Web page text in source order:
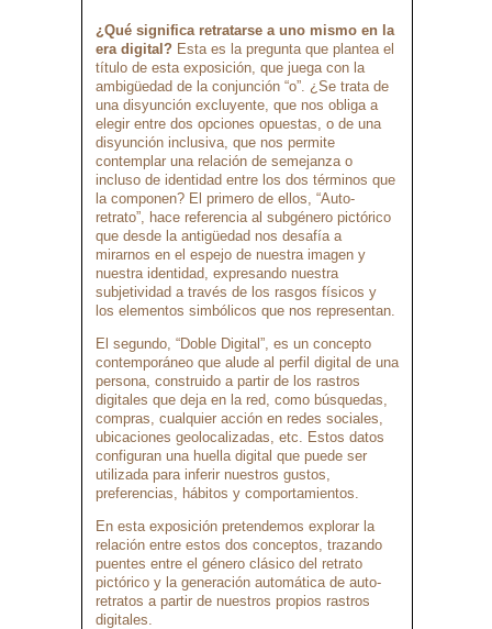
¿Qué significa retratarse a uno mismo en la
era digital? Esta es la pregunta que plantea el
título de esta exposición, que juega con la
ambigüedad de la conjunción “o”. ¿Se trata de
una disyunción excluyente, que nos obliga a
elegir entre dos opciones opuestas, o de una
disyunción inclusiva, que nos permite
contemplar una relación de semejanza o
incluso de identidad entre los dos términos que
la componen? El primero de ellos, “Auto-
retrato”, hace referencia al subgénero pictórico
que desde la antigüedad nos desafía a
mirarnos en el espejo de nuestra imagen y
nuestra identidad, expresando nuestra
subjetividad a través de los rasgos físicos y
los elementos simbólicos que nos representan.
El segundo, “Doble Digital”, es un concepto
contemporáneo que alude al perfil digital de una
persona, construido a partir de los rastros
digitales que deja en la red, como búsquedas,
compras, cualquier acción en redes sociales,
ubicaciones geolocalizadas, etc. Estos datos
configuran una huella digital que puede ser
utilizada para inferir nuestros gustos,
preferencias, hábitos y comportamientos.
En esta exposición pretendemos explorar la
relación entre estos dos conceptos, trazando
puentes entre el género clásico del retrato
pictórico y la generación automática de auto-
retratos a partir de nuestros propios rastros
digitales.